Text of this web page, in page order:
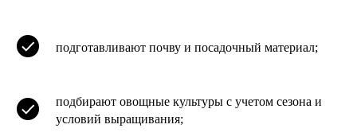
подготавливают почву и посадочный материал;
подбирают овощные культуры с учетом сезона и
условий выращивания;